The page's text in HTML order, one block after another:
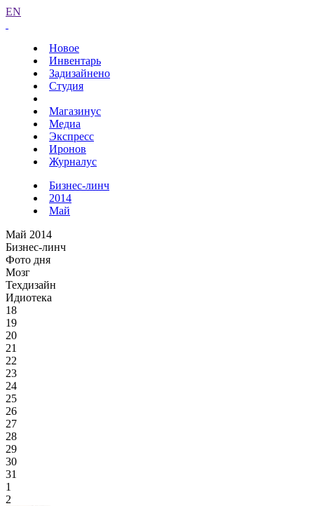
EN
Новое
Инвентарь
Задизайнено
Студия
Магазинус
Медиа
Экспресс
Иронов
Журналус
Бизнес-линч
2014
Май
Май 2014
Бизнес-линч
Фото дня
Мозг
Техдизайн
Идиотека
18
19
20
21
22
23
24
25
26
27
28
29
30
31
1
2